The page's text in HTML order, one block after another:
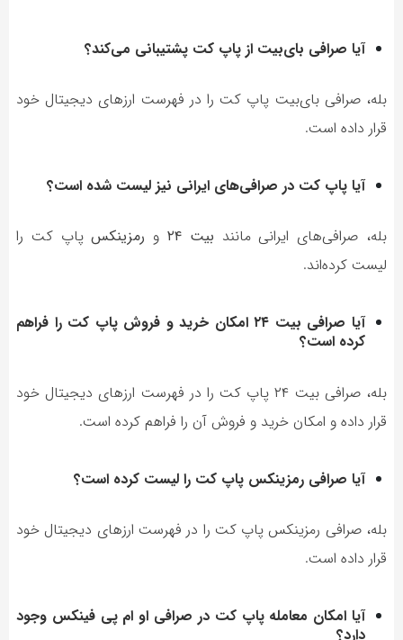
آیا صرافی بای‌بیت از پاپ کت پشتیبانی می‌کند؟
بله، صرافی بای‌بیت پاپ کت را در فهرست ارزهای دیجیتال خود
قرار داده است.
آیا پاپ کت در صرافی‌های ایرانی نیز لیست شده است؟
بله، صرافی‌های ایرانی مانند بیت ۲۴ و رمزینکسپاپ کت را
لیست کرده‌اند.
آیا صرافی بیت ۲۴ امکان خرید و فروش پاپ کت را فراهم
کرده است؟
بله، صرافی بیت ۲۴ پاپ کت را در فهرست ارزهای دیجیتال خود
قرار داده و امکان خرید و فروش آن را فراهم کرده است.
آیا صرافی رمزینکس پاپ کت را لیست کرده است؟
بله، صرافی رمزینکس پاپ کت را در فهرست ارزهای دیجیتال خود
قرار داده است.
آیا امکان معامله پاپ کت در صرافی او ام پی فینکس وجود
دارد؟